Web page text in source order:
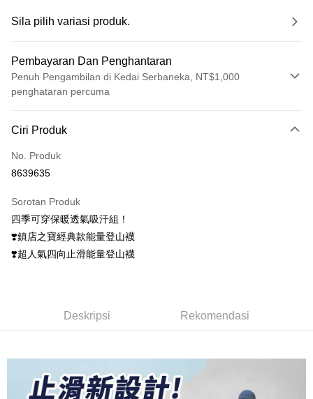
Sila pilih variasi produk.
Pembayaran Dan Penghantaran
Penuh Pengambilan di Kedai Serbaneka, NT$1,000
penghataran percuma
Kad Kredit (Bayaran Penuh)
Ansuran Kad Kredit
Taiwan Cooperative Bank
Hua Nan Commercial
Bank
The Shanghai
Taiwan Business Bank
Union Bank of Taiwan
Far Eastern International
Bank
6 ansuran pada kadar faedah 0,
ansuran
Taiwan Cooperative Bank
Hua Nan Commercial Bank
Bank
Union Bank of Taiwan
Far Eastern International Bank
Yuanta Commercial Bank
Bank SinoPac
Bank Komersial E.SUN
DBS Bank
12 ansuran pada kadar faedah 0,
Commercial & Savings
Commercial Bank
Taiwan Business Bank
Taichung Commercial
Bank
24 ansuran pada kadar faedah 0,
Hua Nan Commercial Bank
Chang Hwa Commercial Bank
Mega International Commercial
Bank
Taiwan Business Bank
Taichung Commercial Bank
HSBC Bank (Taiwan) Limited
Apple Pay
Easy Wallet
Ciri Produk
No. Produk
8639635
Sorotan Produk
四季可穿保暖透氣吸汗組！
❣️鎮店之寶經典款能量登山襪
❣️超人氣四向止滑能量登山襪
Deskripsi Rekomendasi